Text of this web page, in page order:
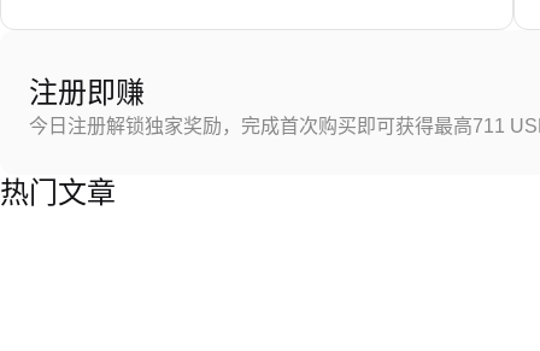
注册即赚
今日注册解锁独家奖励，完成首次购买即可获得最高711
热门文章